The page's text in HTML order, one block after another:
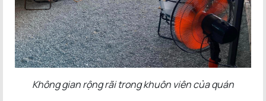
Không gian rộng rãi trong khuôn viên của quán